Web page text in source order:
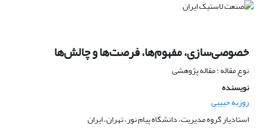
خصوصی‌سازی، مفهوم‌ها، فرصت‌ها و چالش‌ها
نوع مقاله : مقاله پژوهشی
نویسنده
روزبه حبیبی
استادیار گروه مدیریت، دانشگاه پیام نور، تهران، ایران